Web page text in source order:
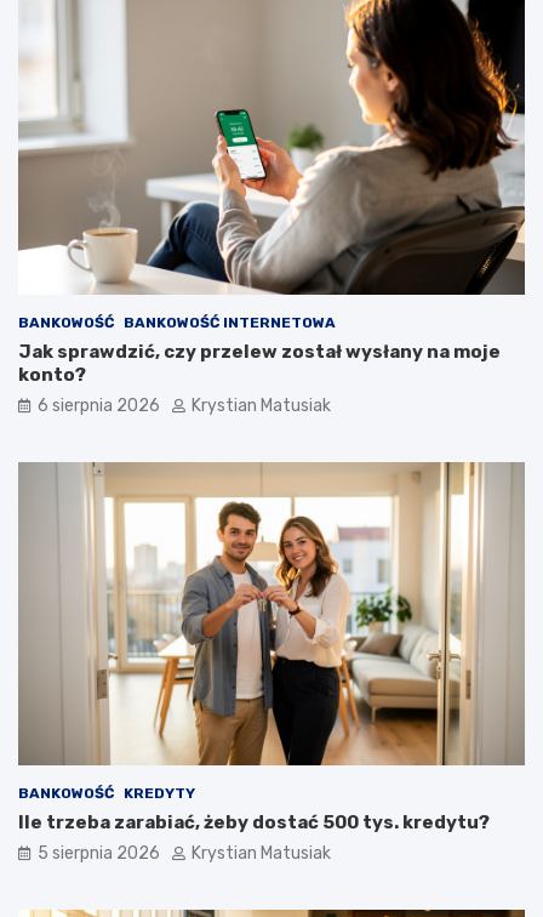
BANKOWOŚĆ BANKOWOŚĆ INTERNETOWA
Jak sprawdzić, czy przelew został wysłany na moje
konto?
6 sierpnia 2026 Krystian Matusiak
BANKOWOŚĆ KREDYTY
Ile trzeba zarabiać, żeby dostać 500 tys. kredytu?
5 sierpnia 2026 Krystian Matusiak